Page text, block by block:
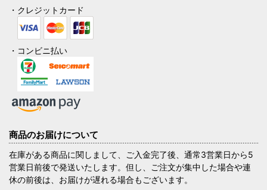
・クレジットカード
・コンビニ払い
商品のお届けについて
在庫がある商品に関しまして、ご入金完了後、通常3営業日から5
営業日前後で発送いたします。但し、ご注文が集中した場合や連
休の前後は、お届けが遅れる場合もございます。